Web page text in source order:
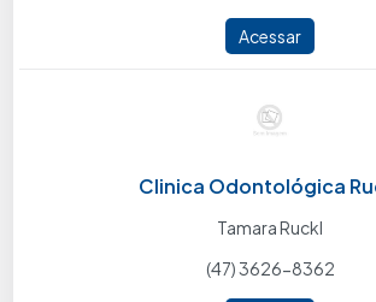
Acessar
Clinica Odontológica
Tamara Ruckl
(47) 3626-8362